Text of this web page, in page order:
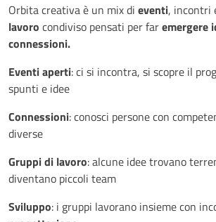
Orbita creativa è un mix di eventi, incontri
lavoro condiviso pensati per faremergere
connessioni.
Eventi aperti: ci si incontra, si scopre il
spunti e idee
Connessioni: conosci persone con
diverse
Gruppi di lavoro: alcune idee trovano
diventano piccoli team
Sviluppo: i gruppi lavorano insieme con